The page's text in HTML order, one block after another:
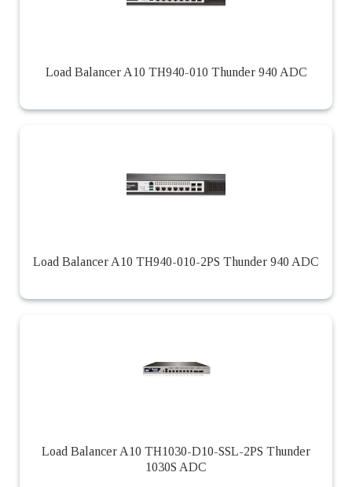
Load Balancer A10 TH940-010 Thunder 940 ADC
Load Balancer A10 TH940-010-2PS Thunder 940 ADC
Load Balancer A10 TH1030-D10-SSL-2PS Thunder
1030S ADC